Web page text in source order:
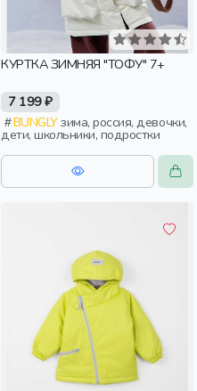
КУРТКА ЗИМНЯЯ "ТОФУ" 7+
7 199 ₽
BUNGLYзима, россия, девочки,
дети, школьники, подростки